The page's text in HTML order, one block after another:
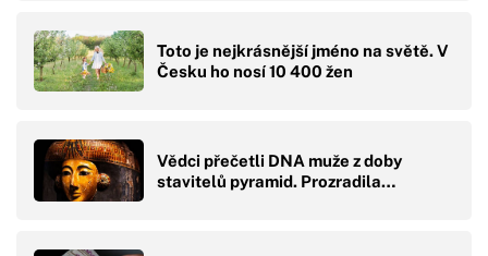
Toto je nejkrásnější jméno na světě. V
Česku ho nosí 10 400 žen
Vědci přečetli DNA muže z doby
stavitelů pyramid. Prozradila…